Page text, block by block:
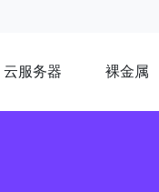
云服务器 裸金属